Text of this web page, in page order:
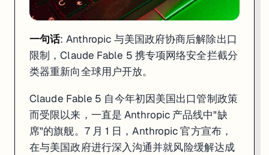
: Claude Sonnet 5 成为 Anthropic 史上最强 Sonnet，1M 上下
Claude Sonnet 5 的发布被 Anthropic 内部定位为"年度最重要的大众
在定价策略上，Anthropic 采用了积极的市场扩张打法：促销价 $2 输
一句话: Anthropic 与美国政府协商后解除出口
限制，Claude Fable 5 携专项网络安全拦截分
类器重新向全球用户开放。
Claude Fable 5 自今年初因美国出口管制政策
而受限以来，一直是 Anthropic 产品线中"缺
席"的旗舰。7 月 1 日，Anthropic 官方宣布，
在与美国政府进行深入沟通并就风险缓解达成